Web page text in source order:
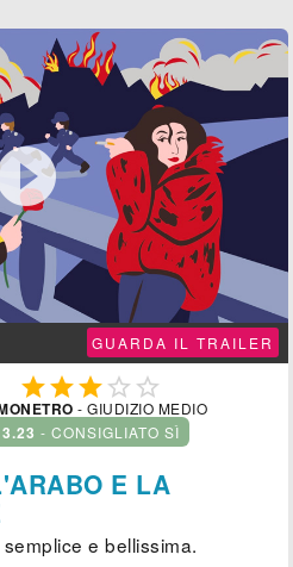
GUARDA IL TRAILER
  
- GIUDIZIO MEDIO
3.23 - CONSIGLIATO SÌ
E LA
e bellissima.